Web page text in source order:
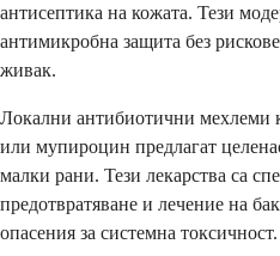
антисептика на кожата. Тези
антимикробна защита без
живак.
Локални антибиотични мехлеми
или мупироцин предлагат
малки рани. Тези лекарства са
предотвратяване и лечение на
опасения за системна токсичност.